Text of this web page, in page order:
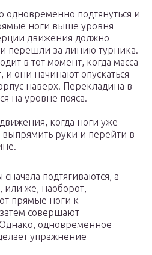
одновременно подтянуться и
ноги выше уровня
движения должно
перешли за линию турника.
в тот момент, когда масса
и они начинают опускаться
наверх. Перекладина в
на уровне пояса.
когда ноги уже
выпрямить руки и перейти в
подтягиваются, а
или же, наоборот,
прямые ноги к
совершают
одновременное
упражнение